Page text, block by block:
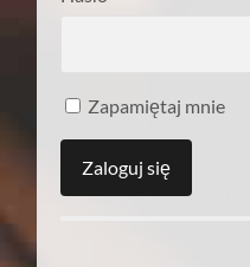
Zapamiętaj mnie